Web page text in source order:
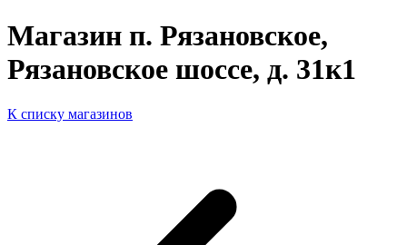
Магазин п. Рязановское,
Рязановское шоссе, д. 31к1
К списку магазинов